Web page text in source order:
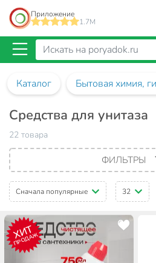
Приложение
1.7M
Каталог Бытовая химия,
Средства для унитаза
22 товара
ФИЛЬТРЫ
Сначала популярные 32
ХИТ
ПРОДАЖ